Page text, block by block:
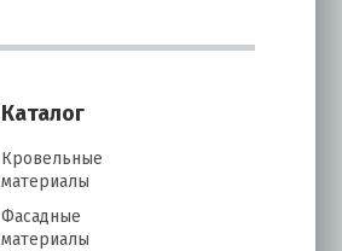
Каталог
Кровельные
материалы
Фасадные
материалы